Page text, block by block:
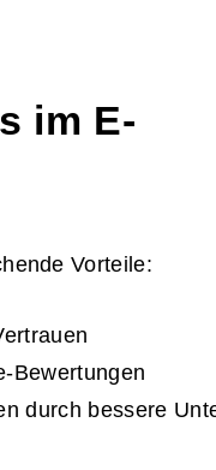
im E-
Vorteile:
Bewertungen
durch bessere